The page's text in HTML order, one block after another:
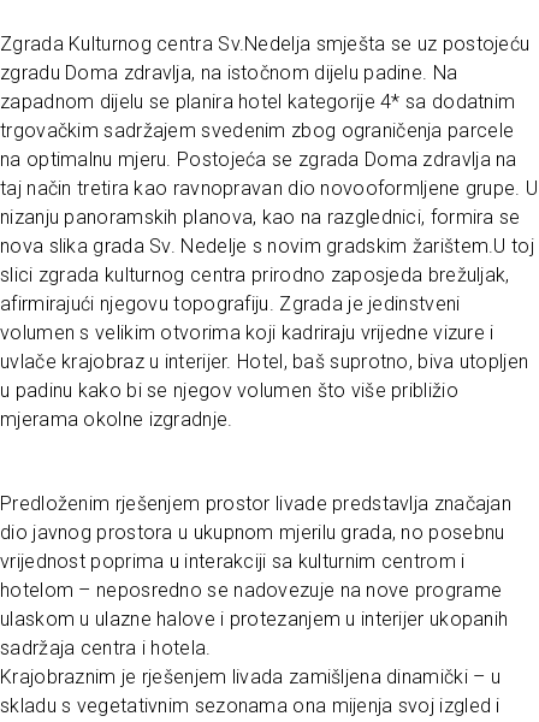
Zgrada Kulturnog centra Sv.Nedelja smješta se uz postojeću
zgradu Doma zdravlja, na istočnom dijelu padine. Na
zapadnom dijelu se planira hotel kategorije 4* sa dodatnim
trgovačkim sadržajem svedenim zbog ograničenja parcele
na optimalnu mjeru. Postojeća se zgrada Doma zdravlja na
taj način tretira kao ravnopravan dio novooformljene grupe. U
nizanju panoramskih planova, kao na razglednici, formira se
nova slika grada Sv. Nedelje s novim gradskim žarištem.U toj
slici zgrada kulturnog centra prirodno zaposjeda brežuljak,
afirmirajući njegovu topografiju. Zgrada je jedinstveni
volumen s velikim otvorima koji kadriraju vrijedne vizure i
uvlače krajobraz u interijer. Hotel, baš suprotno, biva utopljen
u padinu kako bi se njegov volumen što više približio
mjerama okolne izgradnje.
Predloženim rješenjem prostor livade predstavlja značajan
dio javnog prostora u ukupnom mjerilu grada, no posebnu
vrijednost poprima u interakciji sa kulturnim centrom i
hotelom – neposredno se nadovezuje na nove programe
ulaskom u ulazne halove i protezanjem u interijer ukopanih
sadržaja centra i hotela.
Krajobraznim je rješenjem livada zamišljena dinamički – u
skladu s vegetativnim sezonama ona mijenja svoj izgled i